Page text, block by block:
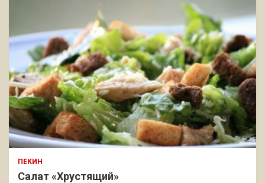
ПЕКИН
Салат «Хрустящий»